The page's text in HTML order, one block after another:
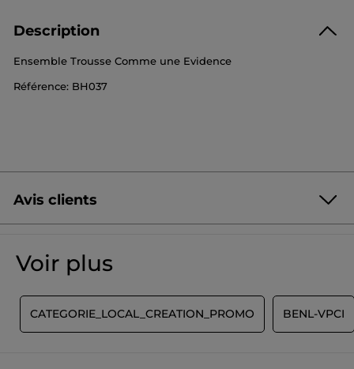
Description
Ensemble Trousse Comme une Evidence
Référence: BH037
Avis clients
Aucune
valeur
pour
de
AJOUTER UN AVIS
Voir plus
CATEGORIE_LOCAL_CREATION_PROMO BENL-VPCI